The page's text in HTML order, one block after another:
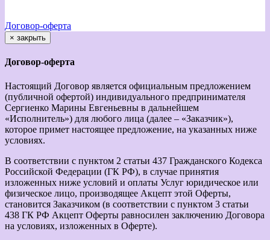
Договор-оферта
× закрыть
Договор-оферта
Настоящий Договор является официальным предложением
(публичной офертой) индивидуального предпринимателя
Сергиенко Марины Евгеньевны в дальнейшем
«Исполнитель») для любого лица (далее – «Заказчик»),
которое примет настоящее предложение, на указанных ниже
условиях.
В соответствии с пунктом 2 статьи 437 Гражданского Кодекса
Российской Федерации (ГК РФ), в случае принятия
изложенных ниже условий и оплаты Услуг юридическое или
физическое лицо, производящее Акцепт этой Оферты,
становится Заказчиком (в соответствии с пунктом 3 статьи
438 ГК РФ Акцепт Оферты равносилен заключению Договора
на условиях, изложенных в Оферте).